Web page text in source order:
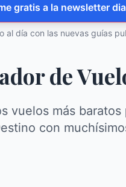
gratis a la newsletter
al día con las nuevas guías
de
vuelos más baratos
con